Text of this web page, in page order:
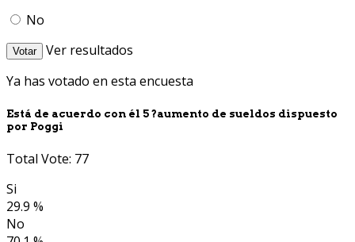
No
Votar
Ver resultados
Ya has votado en esta encuesta
Está de acuerdo con él 5 ?aumento de sueldos dispuesto
por Poggi
Total Vote: 77
Si
29.9 %
No